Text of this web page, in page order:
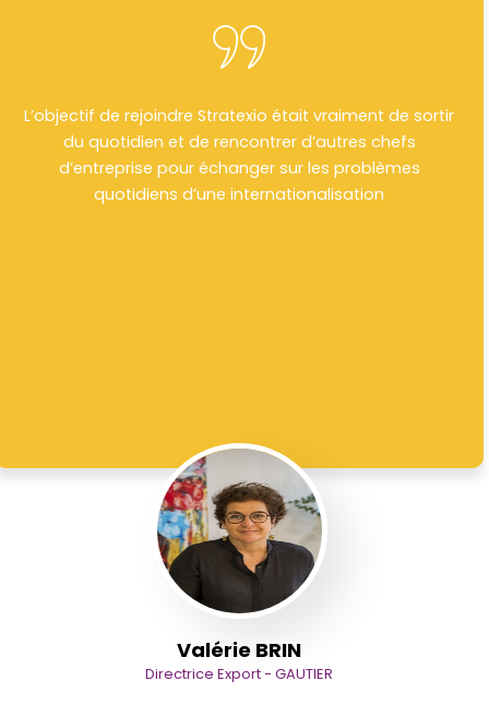
Valérie BRIN
Directrice Export - GAUTIER
L’objectif de rejoindre Stratexio était vraiment de sortir
du quotidien et de rencontrer d’autres chefs
d’entreprise pour échanger sur les problèmes
quotidiens d’une internationalisation